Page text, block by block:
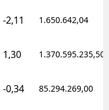
-2,11 1.650.642,04
1,30 1.370.595.235,50
-0,34 85.294.269,00